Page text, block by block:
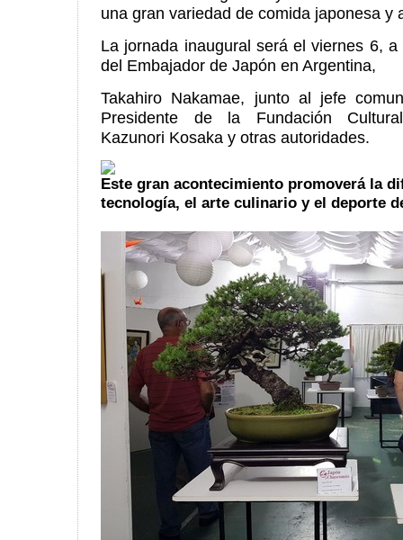
una gran variedad de comida japonesa y
La jornada inaugural será el viernes 6,
del Embajador de Japón en Argentina,
Takahiro Nakamae, junto al jefe
Presidente de la Fundación
Kazunori Kosaka y otras autoridades.
Este gran acontecimiento promoverá la
tecnología, el arte culinario y el deporte